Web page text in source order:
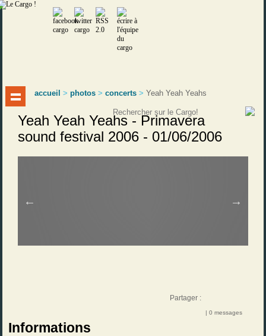
accueil >photos >concerts >Yeah Yeah Yeahs
Yeah Yeah Yeahs - Primavera
sound festival 2006 - 01/06/2006
Partager :
| 0 messages
Informations